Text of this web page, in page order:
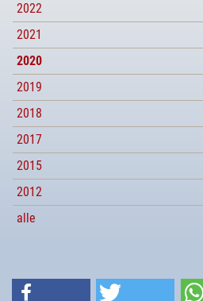
2022
2021
2020
2019
2018
2017
2015
2012
alle